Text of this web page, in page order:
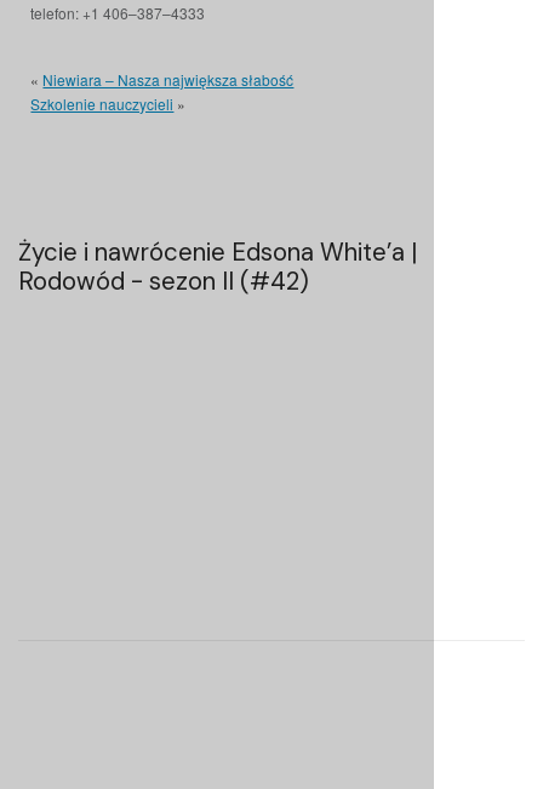
telefon: +1 406–387–4333
« Niewiara – Nasza największa słabość
Szkolenie nauczycieli »
Życie i nawrócenie Edsona White’a |
Rodowód - sezon II (#42)